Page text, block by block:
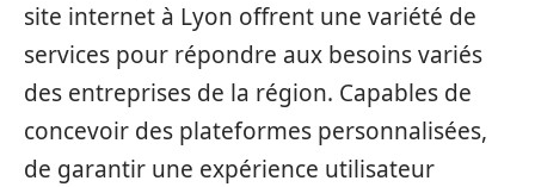
site internet à Lyon offrent une variété de
services pour répondre aux besoins variés
des entreprises de la région. Capables de
concevoir des plateformes personnalisées,
de garantir une expérience utilisateur